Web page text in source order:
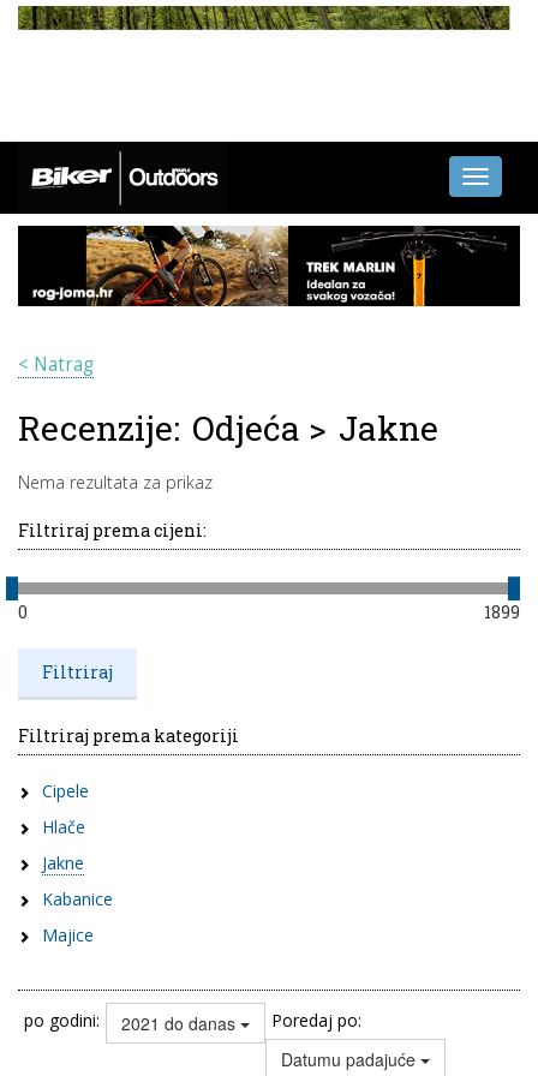
Toggle
< Natrag
Recenzije: Odjeća > Jakne
Nema rezultata za prikaz
Filtriraj prema cijeni:
0 1899
Filtriraj prema kategoriji
Cipele
Hlače
Jakne
Kabanice
Majice
po godini: 2021 do danas Poredaj po:
Datumu padajuće